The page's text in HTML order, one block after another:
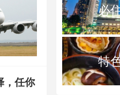
，任你
必
特